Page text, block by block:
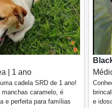
| 1 ano
cadela SRD de 1 ano!
manchas caramelo, é
e perfeita para famílias
e